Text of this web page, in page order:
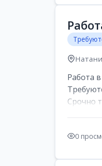
Работа
Срочно
0